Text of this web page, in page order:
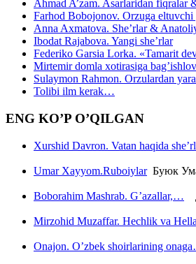
Ahmad A’zam. Asarlaridan fiqralar
Farhod Bobojonov. Orzuga
Anna Axmatova. She’rlar &
Ibodat Rajabova. Yangi she’rlar
Federiko Garsia Lorka. «Tamarit
Mirtemir domla xotirasiga bag’ishlov
Sulaymon Rahmon. Orzulardan
Tolibi ilm kerak…
ENG KO’P O’QILGAN
Xurshid Davron. Vatan haqida
Umar Xayyom.RuboiylarБуюк
Boborahim Mashrab. G’azallar,…
Mirzohid Muzaffar. Hechlik va
Onajon. O’zbek shoirlarining